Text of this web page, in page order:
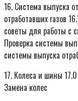
16. Система выпуска
отработавших газов
советы для работы с
Проверка системы
системы выпуска
17. Колеса и шины
Замена колес